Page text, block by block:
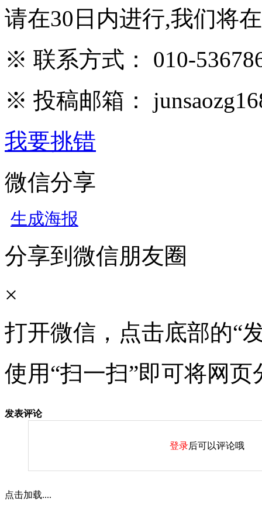
请在30日内进行,我们将
※ 联系方式： 010-
※ 投稿邮箱：
我要挑错
微信分享
生成海报
分享到微信朋友圈
×
打开微信，点击底部的“
使用“扫一扫”即可将网
发表评论
登录后可以评论哦
点击加载....